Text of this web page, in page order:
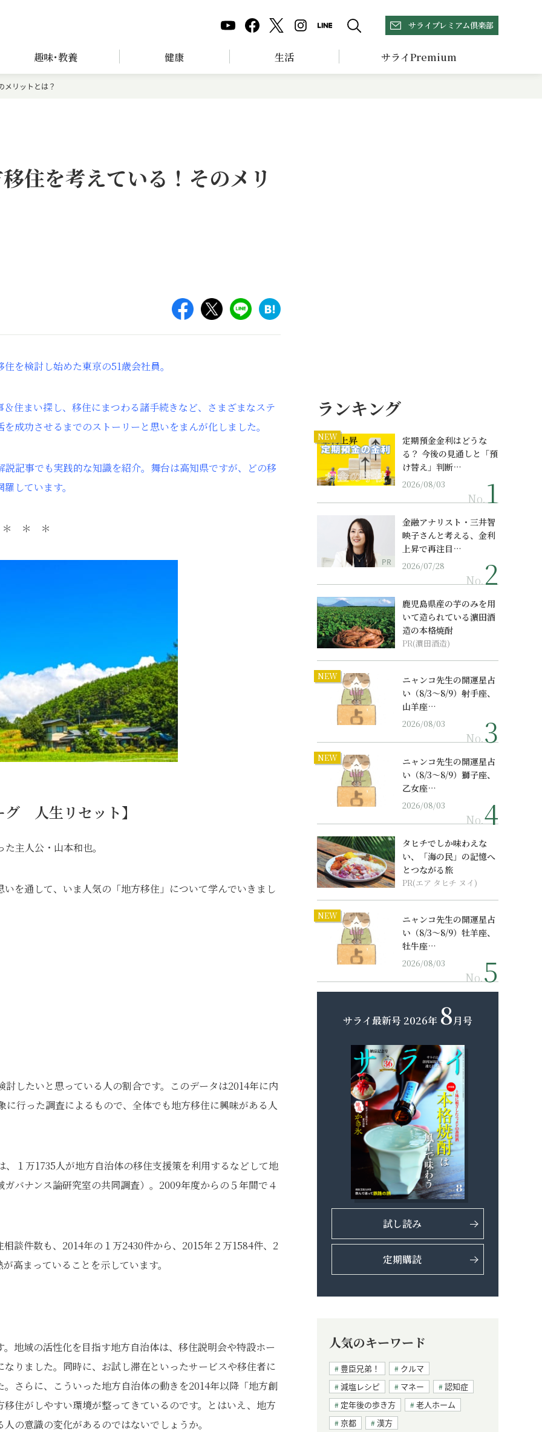
サライプレミアム倶楽部
趣味･教養 健康 生活 サライPremium
メリットとは？
住を考えている！そのメリ
を検討し始めた東京の51歳会社員。
住まい探し、移住にまつわる諸手続きなど、さまざまなステ
成功させるまでのストーリーと思いをまんが化しました。
記事でも実践的な知識を紹介。舞台は高知県ですが、どの移
しています。
＊ ＊ ＊
グ 人生リセット】
主人公・山本和也。
を通して、いま人気の「地方移住」について学んでいきまし
したいと思っている人の割合です。このデータは2014年に内
行った調査によるもので、全体でも地方移住に興味がある人
１万1735人が地方自治体の移住支援策を利用するなどして地
バナンス論研究室の共同調査）。2009年度からの５年間で４
談件数も、2014年の１万2430件から、2015年２万1584件、2
高まっていることを示しています。
地域の活性化を目指す地方自治体は、移住説明会や特設ホー
りました。同時に、お試し滞在といったサービスや移住者に
さらに、こういった地方自治体の動きを2014年以降「地方創
住がしやすい環境が整ってきているのです。とはいえ、地方
の意識の変化があるのではないでしょうか。
ランキング
NEW
定期預金金利はどうな
る？ 今後の見通しと「預
け替え」判断…
2026/08/03
No.
PR
金融アナリスト・三井智
映子さんと考える、金利
上昇で再注目…
2026/07/28
No.
鹿児島県産の芋のみを用
いて造られている濵田酒
造の本格焼酎
PR(濵田酒造)
NEW
ニャンコ先生の開運星占
い（8/3～8/9）射手座、
山羊座…
2026/08/03
No.
NEW
ニャンコ先生の開運星占
い（8/3～8/9）獅子座、
乙女座…
2026/08/03
No.
タヒチでしか味わえな
い、「海の民」の記憶へ
とつながる旅
PR(エア タヒチ ヌイ)
NEW
ニャンコ先生の開運星占
い（8/3～8/9）牡羊座、
牡牛座…
2026/08/03
No.
サライ最新号 2026年 8月号
試し読み
定期購読
人気のキーワード
豊臣兄弟！
クルマ
減塩レシピ
マネー
認知症
定年後の歩き方
老人ホーム
京都
漢方